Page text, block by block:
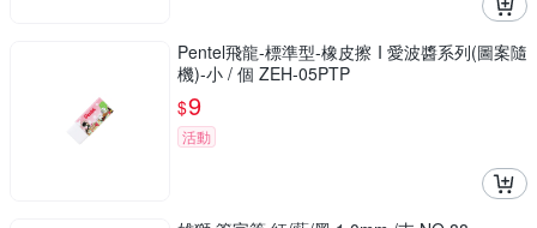
Pentel飛龍-標準型-橡皮擦 I 愛波醬系列(圖案隨
機)-小 / 個 ZEH-05PTP
$9
活動